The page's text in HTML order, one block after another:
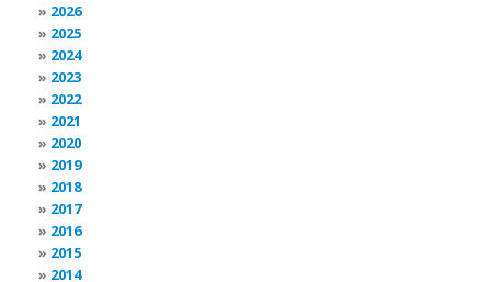
2026
2025
2024
2023
2022
2021
2020
2019
2018
2017
2016
2015
2014